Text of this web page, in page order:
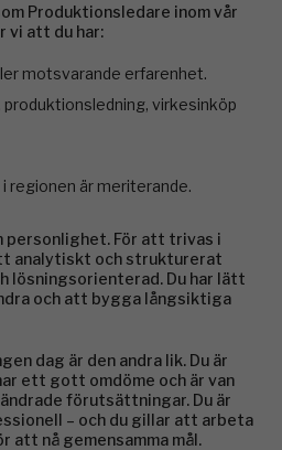
Produktionsledare inom vår
vi att du har:
motsvarande erfarenhet.
produktionsledning, virkesinköp
regionen är meriterande.
För att trivas i
analytiskt och strukturerat
lösningsorienterad. Du har lätt
och att bygga långsiktiga
dag är den andra lik. Du är
ett gott omdöme och är van
förutsättningar. Du är
– och du gillar att arbeta
att nå gemensamma mål.